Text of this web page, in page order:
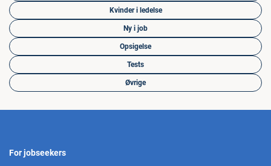
Kvinder i ledelse
Ny i job
Opsigelse
Tests
Øvrige
For jobseekers